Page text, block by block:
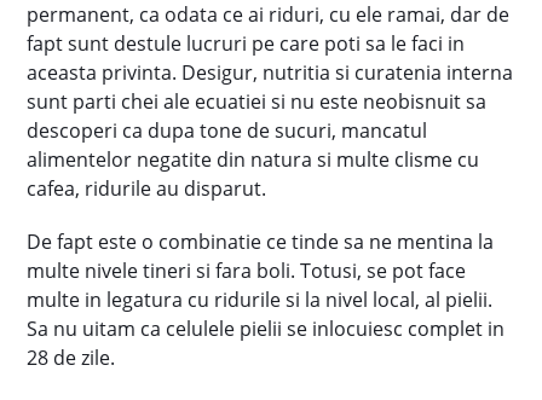
permanent, ca odata ce ai riduri, cu ele ramai, dar de
fapt sunt destule lucruri pe care poti sa le faci in
aceasta privinta. Desigur, nutritia si curatenia interna
sunt parti chei ale ecuatiei si nu este neobisnuit sa
descoperi ca dupa tone de sucuri, mancatul
alimentelor negatite din natura si multe clisme cu
cafea, ridurile au disparut.
De fapt este o combinatie ce tinde sa ne mentina la
multe nivele tineri si fara boli. Totusi, se pot face
multe in legatura cu ridurile si la nivel local, al pielii.
Sa nu uitam ca celulele pielii se inlocuiesc complet in
28 de zile.